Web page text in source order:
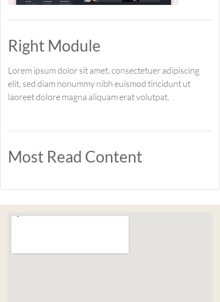
Right Module
Lorem ipsum dolor sit amet, consectetuer adipiscing
elit, sed diam nonummy nibh euismod tincidunt ut
laoreet dolore magna aliquam erat volutpat.
Most Read Content